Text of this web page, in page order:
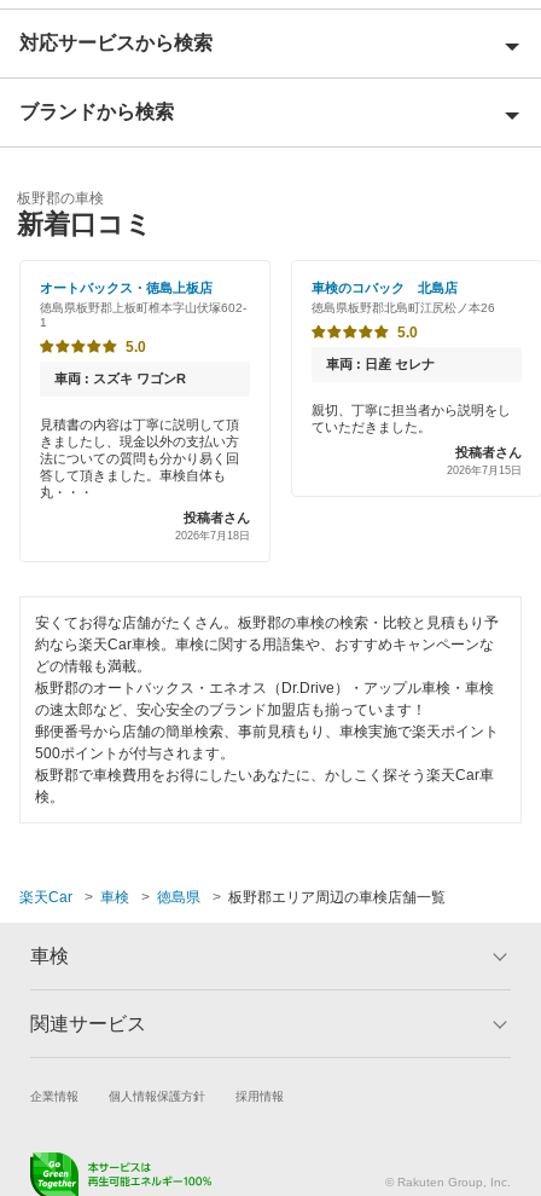
阿南市
海部郡
勝浦郡
小松島市
徳島市
那賀郡
鳴門市
美馬郡
美馬市
三好郡
三好市
吉野川市
対応サービスから検索
Award 受賞店
特典あり
クレジットカードOK
引取り・納車あり
120分以内の車検
1日車検
夜間受付
整備保証
ブランドから検索
アップル車検
車検のコバック
ホリデー車検
板野郡の車検
新着口コミ
オートバックス・徳島上板店
徳島県板野郡上板町椎本字山伏塚602-
1
5.0
車両 : スズキ ワゴンR
見積書の内容は丁寧に説明して頂
きましたし、現金以外の支払い方
法についての質問も分かり易く回
答して頂きました。車検自体も
丸・・・
投稿者さん
2026年7月18日
車検のコバック 北島店
徳島県板野郡北島町江尻松ノ本26
5.0
車両 : 日産 セレナ
親切、丁寧に担当者から説明をし
ていただきました。
投稿者さん
2026年7月15日
安くてお得な店舗がたくさん。板野郡の車検の検索・比較と見積もり予
約なら楽天Car車検。車検に関する用語集や、おすすめキャンペーンな
どの情報も満載。
板野郡のオートバックス・エネオス（Dr.Drive）・アップル車検・車検
の速太郎など、安心安全のブランド加盟店も揃っています！
郵便番号から店舗の簡単検索、事前見積もり、車検実施で楽天ポイント
500ポイントが付与されます。
板野郡で車検費用をお得にしたいあなたに、かしこく探そう楽天Car車
検。
楽天Car 車検 徳島県 板野郡エリア周辺の車検店舗一覧
車検
トップ
車検の基礎知識 キャンペーン一覧
関連サービス
試乗・商談 新車購入
キズ修理予約
企業情報 個人情報保護方針 採用情報
© Rakuten Group, Inc.